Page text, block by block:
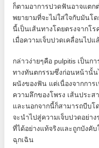
ก็ตามอาการปวดฟันอาจแตก
พยายามที่จะไม่ใส่ใจกับมันโ
นี้เป็นเส้นทางโดยตรงจากโ
เมื่อความเจ็บปวดเคลื่อนไป
กล่าวง่ายๆคือ pulpitis เป็นก
ทางทันตกรรมซึ่งก่อนหน้านั้น
ผนังของฟัน แต่เนื่องจากการ
ความลึกของโพรง เส้นประ
และนอกจากนี้ก็สามารถบีบ
จะนำไปสู่ความเจ็บปวดอย่า
ที่ได้อย่างแท้จริงและถูกบังคั
ฉุกเฉิน